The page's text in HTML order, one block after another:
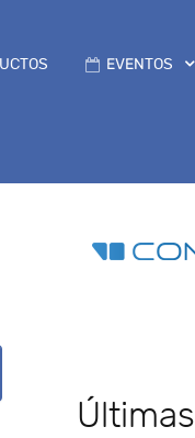
EVENTOS
Últimas